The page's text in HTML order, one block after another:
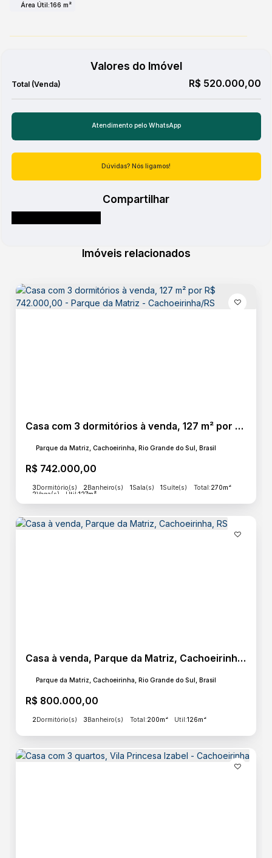
Área Útil:166 m²
Valores do Imóvel
R$ 520.000,00
Dúvidas? Nós ligamos!
Compartilhar
Imóveis relacionados
Casa com 3 dormitórios à venda, 127 m² por R$ 742.000,00 - Parque da Matriz - Cachoeirinha/RS
R$ 742.000,00
Parque da Matriz, Cachoeirinha, Rio Grande do Sul, Brasil
3Dormitório(s) 2Banheiro(s) 1Sala(s) 1Suíte(s) Total:270m²
2Vaga(s) Útil:127m²
Casa à venda, Parque da Matriz, Cachoeirinha, RS
R$ 800.000,00
Parque da Matriz, Cachoeirinha, Rio Grande do Sul, Brasil
2Dormitório(s) 3Banheiro(s) Total:200m² Útil:126m²